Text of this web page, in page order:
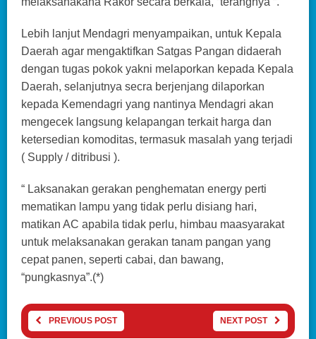
Lebih lanjut Mendagri menyampaikan, untuk Kepala
Daerah agar mengaktifkan Satgas Pangan didaerah
dengan tugas pokok yakni melaporkan kepada Kepala
Daerah, selanjutnya secra berjenjang dilaporkan
kepada Kemendagri yang nantinya Mendagri akan
mengecek langsung kelapangan terkait harga dan
ketersedian komoditas, termasuk masalah yang terjadi
( Supply / ditribusi ).
“ Laksanakan gerakan penghematan energy perti
mematikan lampu yang tidak perlu disiang hari,
matikan AC apabila tidak perlu, himbau maasyarakat
untuk melaksanakan gerakan tanam pangan yang
cepat panen, seperti cabai, dan bawang,
“pungkasnya”.(*)
PREVIOUS POST NEXT POST